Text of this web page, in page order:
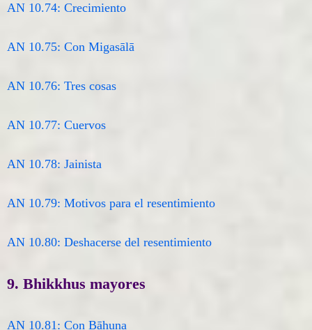
AN 10.74: Crecimiento
AN 10.75: Con Migasālā
AN 10.76: Tres cosas
AN 10.77: Cuervos
AN 10.78: Jainista
AN 10.79: Motivos para el resentimiento
AN 10.80: Deshacerse del resentimiento
9. Bhikkhus mayores
AN 10.81: Con Bāhuna